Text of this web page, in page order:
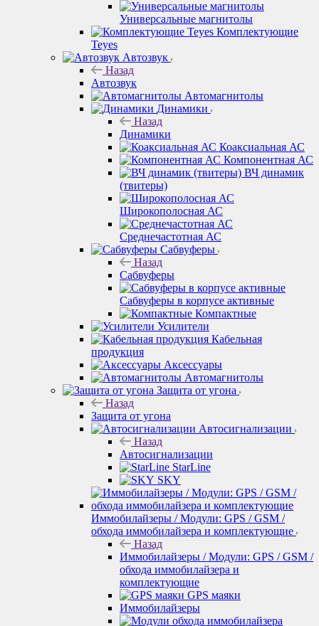
Универсальные магнитолы
Комплектующие
Teyes
Автозвук
Назад
Автозвук
Автомагнитолы
Динамики
Назад
Динамики
Коаксиальная АС
Компонентная АС
ВЧ динамик
(твитеры)
Широкополосная АС
Среднечастотная АС
Сабвуферы
Назад
Сабвуферы
Сабвуферы в корпусе активные
Компактные
Усилители
Кабельная
продукция
Аксессуары
Автомагнитолы
Защита от угона
Назад
Защита от угона
Автосигнализации
Назад
Автосигнализации
StarLine
SKY
Иммобилайзеры / Модули: GPS / GSM /
обхода иммобилайзера и комплектующие
Назад
Иммобилайзеры / Модули: GPS / GSM /
обхода иммобилайзера и
комплектующие
GPS маяки
Иммобилайзеры